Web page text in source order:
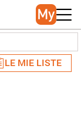
LE MIE LISTE